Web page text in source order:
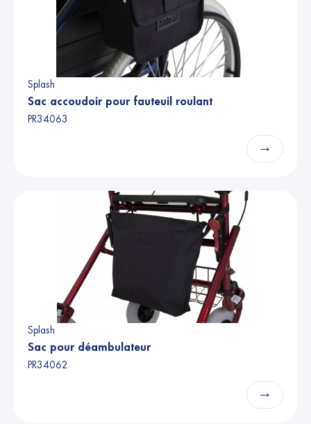
Splash
Sac accoudoir pour fauteuil roulant
PR34063
→
Splash
Sac pour déambulateur
PR34062
→